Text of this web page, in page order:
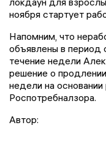
ноября стартует
Напомним, что
объявлены в период
течение недели
решение о
недели на
Роспотребналзора.
Автор: